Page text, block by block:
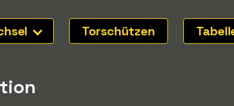
Torschützen